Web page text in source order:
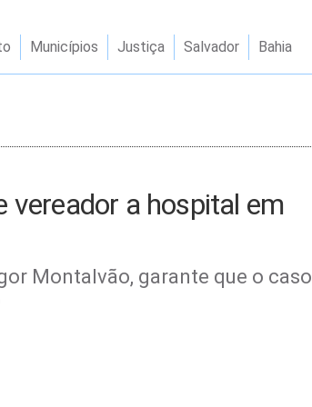
Municípios Justiça Salvador Bahia
vereador a hospital em
Montalvão, garante que o caso